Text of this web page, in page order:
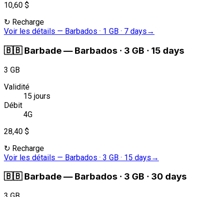
10,60 $
↻ Recharge
Voir les détails — Barbados · 1 GB · 7 days →
🇧🇧 Barbade— Barbados · 3 GB · 15 days
3 GB
Validité
15 jours
Débit
4G
28,40 $
↻ Recharge
Voir les détails — Barbados · 3 GB · 15 days →
🇧🇧 Barbade— Barbados · 3 GB · 30 days